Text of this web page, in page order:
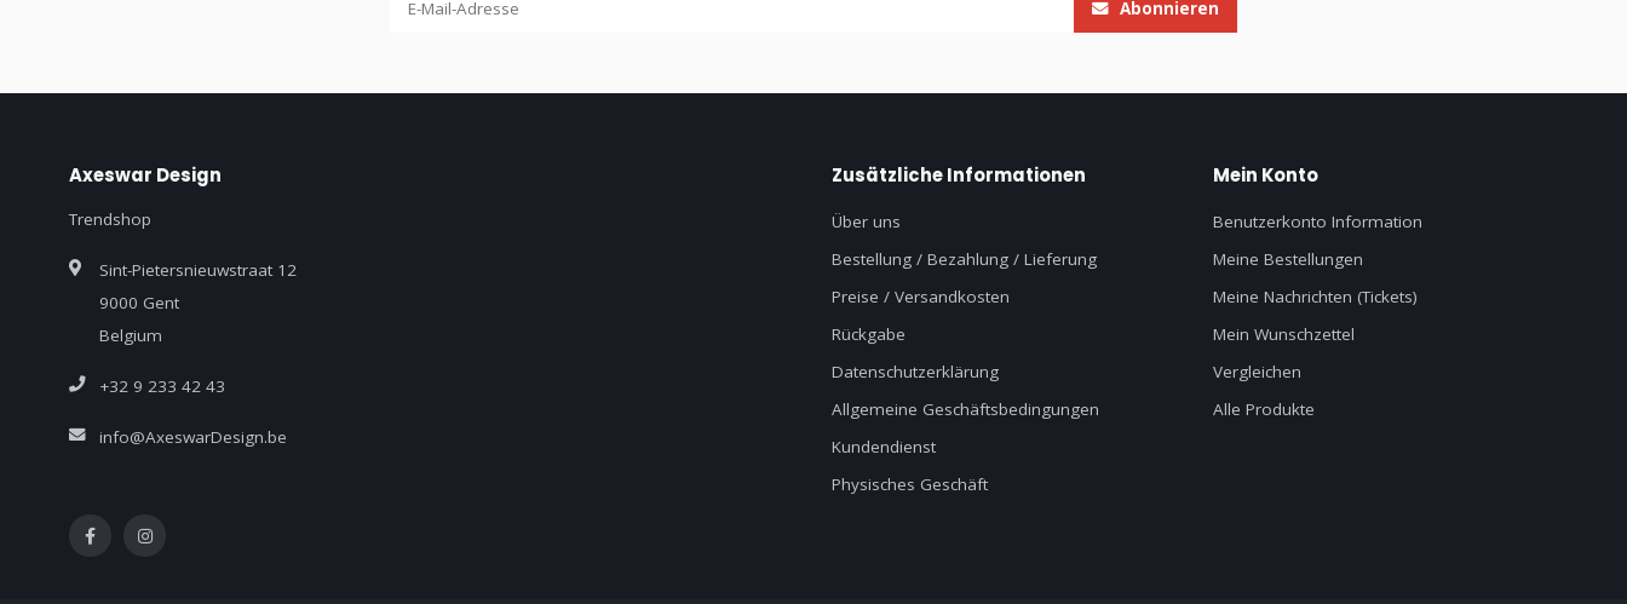
Abonnieren
Axeswar Design
Trendshop
Sint-Pietersnieuwstraat 12
9000 Gent
Belgium
+32 9 233 42 43
info@AxeswarDesign.be
Zusätzliche Informationen
Über uns
Bestellung / Bezahlung / Lieferung
Preise / Versandkosten
Rückgabe
Datenschutzerklärung
Allgemeine Geschäftsbedingungen
Kundendienst
Physisches Geschäft
Mein Konto
Benutzerkonto Information
Meine Bestellungen
Meine Nachrichten (Tickets)
Mein Wunschzettel
Vergleichen
Alle Produkte